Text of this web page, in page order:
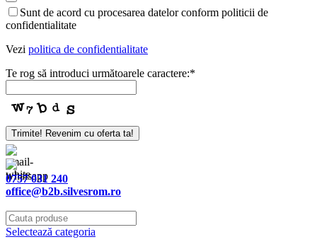
Sunt de acord cu procesarea datelor conform politicii de
confidentialitate
Vezi politica de confidentialitate
Te rog să introduci următoarele caractere:*
Trimite! Revenim cu oferta ta!
0757 031 240
office@b2b.silvesrom.ro
Selectează categoria